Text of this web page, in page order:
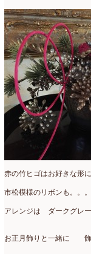
赤の竹ヒゴはお好きな形に
市松模様のリボンも。。。
アレンジは ダークグレ
お正月飾りと一緒に 飾